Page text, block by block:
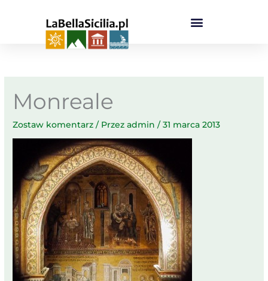
Monreale
Zostaw komentarz / Przezadmin/31 marca 2013